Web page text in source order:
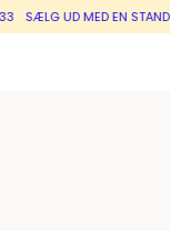
SÆLG UD MED EN